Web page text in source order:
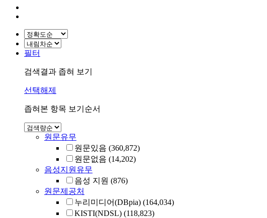
필터
검색결과 좁혀 보기
선택해제
좁혀본 항목 보기순서
원문유무
원문있음 (360,872)
원문없음 (14,202)
음성지원유무
음성 지원 (876)
원문제공처
누리미디어(DBpia) (164,034)
KISTI(NDSL) (118,823)